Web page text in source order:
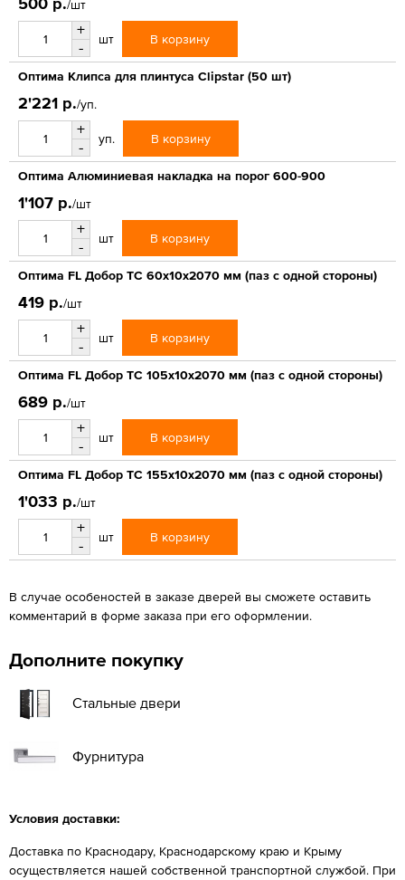
/шт
+
-
шт В корзину
Оптима Клипса для плинтуса Clipstar (50 шт)
2'221 р./уп.
+
-
уп. В корзину
Оптима Алюминиевая накладка на порог 600-900
1'107 р./шт
+
-
шт В корзину
Оптима FL Добор ТС 60х10х2070 мм (паз с одной стороны)
419 р./шт
+
-
шт В корзину
Оптима FL Добор ТС 105х10х2070 мм (паз с одной стороны)
689 р./шт
+
-
шт В корзину
Оптима FL Добор ТС 155х10х2070 мм (паз с одной стороны)
1'033 р./шт
+
-
шт В корзину
В случае особеностей в заказе дверей вы сможете оставить
комментарий в форме заказа при его оформлении.
Дополните покупку
Стальные двери
Фурнитура
Условия доставки:
Доставка по Краснодару, Краснодарскому краю и Крыму
осуществляется нашей собственной транспортной службой. При